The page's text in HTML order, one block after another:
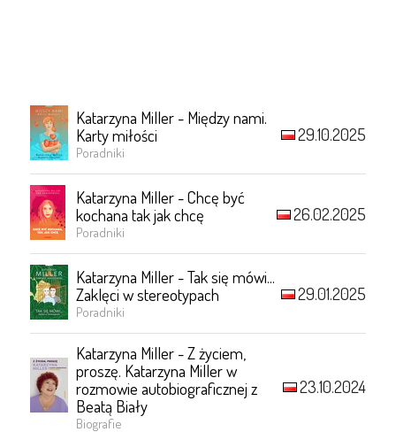
Katarzyna Miller - Między nami.
Karty miłości
Poradniki
29.10.2025
Katarzyna Miller - Chcę być
kochana tak jak chcę
Poradniki
26.02.2025
Katarzyna Miller - Tak się mówi...
Zaklęci w stereotypach
Poradniki
29.01.2025
Katarzyna Miller - Z życiem,
proszę. Katarzyna Miller w
rozmowie autobiograficznej z
Beatą Biały
Biografie
23.10.2024